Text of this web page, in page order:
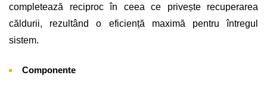
completează reciproc în ceea ce privește recuperarea
căldurii, rezultând o eficiență maximă pentru întregul
sistem.
Componente